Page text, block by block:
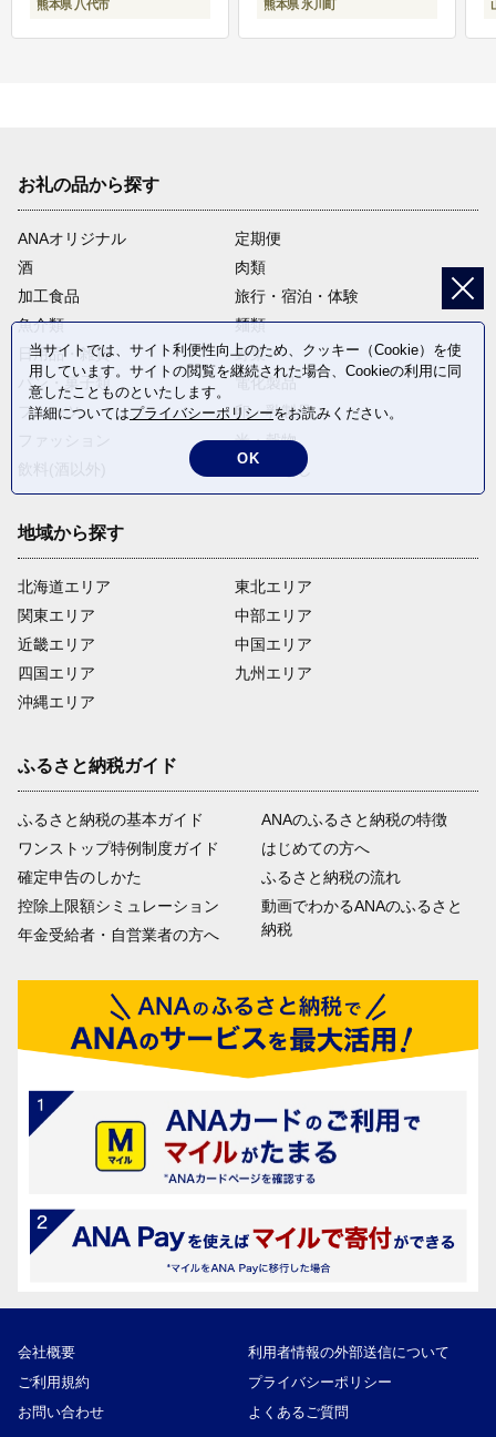
熊本県 八代市 熊本県 氷川町
お礼の品から探す
ANAオリジナル
定期便
酒
肉類
加工食品
旅行・宿泊・体験
魚介類
麺類
日用品・雑貨
野菜
パン・菓子類
電化製品
フルーツ
卵・乳製品
米・穀物
返礼品なし
地域から探す
北海道エリア
関東エリア
近畿エリア
四国エリア
沖縄エリア
東北エリア
中部エリア
中国エリア
九州エリア
ふるさと納税ガイド
ふるさと納税の基本ガイド
ワンストップ特例制度ガイド
確定申告のしかた
控除上限額シミュレーション
年金受給者・自営業者の方へ
ANAのふるさと納税の特徴
はじめての方へ
ふるさと納税の流れ
動画でわかるANAのふるさと
納税
会社概要
利用者情報の外部送信について
ご利用規約
プライバシーポリシー
お問い合わせ
よくあるご質問
当サイトでは、サイト利便性向上のため、クッキー（Cookie）を使
用しています。サイトの閲覧を継続された場合、Cookieの利用に同
意したことものといたします。
詳細についてはプライバシーポリシーをお読みください。
OK